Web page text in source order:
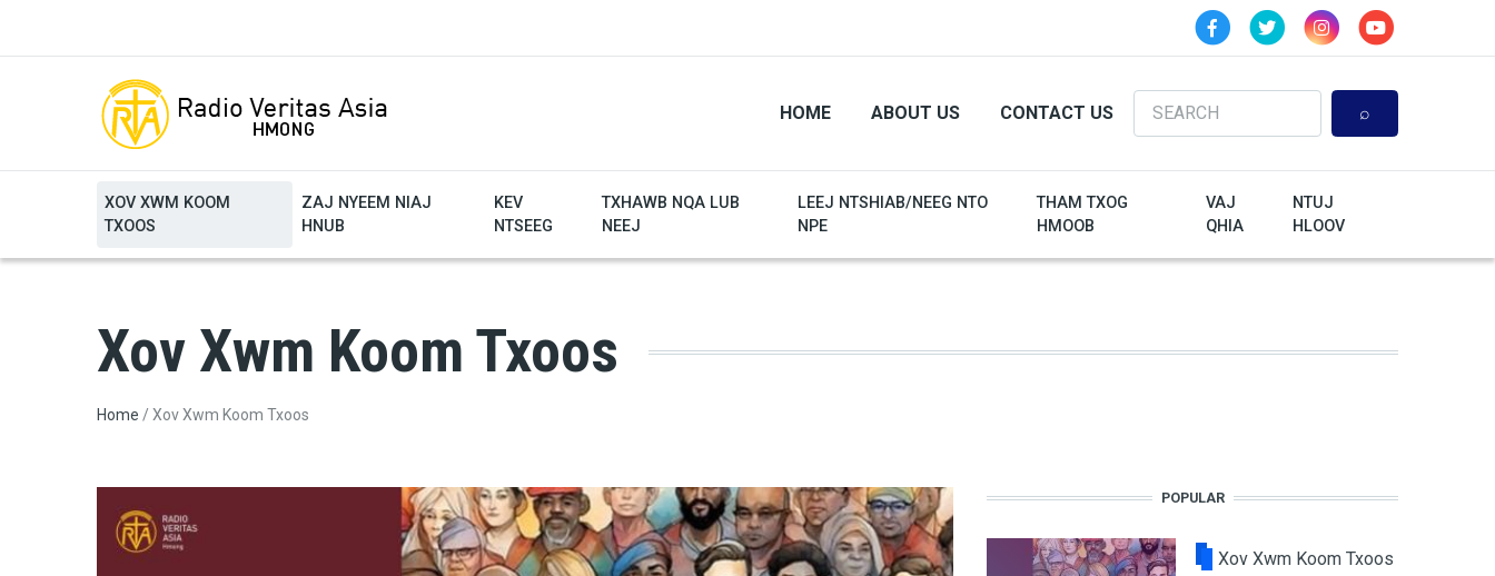
HOME ABOUT US CONTACT US
Search
XOV XWM KOOM
TXOOS
ZAJ NYEEM NIAJ
HNUB
KEV
NTSEEG
TXHAWB NQA LUB
NEEJ
LEEJ NTSHIAB/NEEG NTO
NPE
THAM TXOG
HMOOB
VAJ
QHIA
NTUJ
HLOOV
Xov Xwm Koom Txoos
Breadcrumb
Home Xov Xwm Koom Txoos
POPULAR
Xov Xwm Koom Txoos